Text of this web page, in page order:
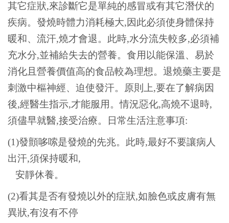
其它症狀,來診斷它是單純的感冒或有其它潛伏的
疾病。發燒時體力消耗極大,因此必須使身體保持
暖和、流汗,燒才會退。此時,水分流失較多,必須補
充水分,並補給失去的營養。食用以能保溫、易於
消化且營養價值高的食品較為理想。退燒藥主要是
刺激中樞神經、迫使發汗。原則上,要在了解病因
後,經醫生指示,才能服用。情況惡化,高燒不退時,
須儘早就醫,接受治療。日常生活注意事項:
(1)發顫哆嗦是發燒的先兆。此時,最好不要讓病人
出汗,須保持暖和,
安靜休養。
(2)看其是否有發燒以外的症狀,如臉色或皮膚有無
異狀,有沒有不停